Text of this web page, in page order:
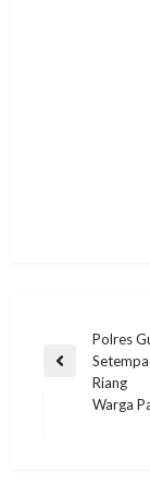
Polres
Riang
Warga